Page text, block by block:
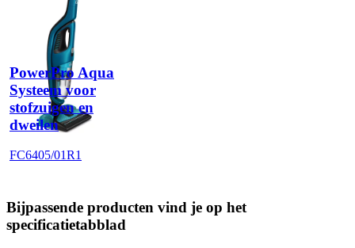
PowerPro Aqua
Systeem voor
stofzuigen en
dweilen
FC6405/01R1
Bijpassende producten vind je op het
specificatietabblad